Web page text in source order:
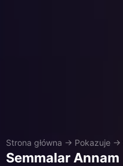
Strona główna → Pokazuje →
Semmalar Annam